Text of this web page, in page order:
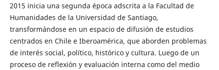
2015 inicia una segunda época adscrita a la Facultad de
Humanidades de la Universidad de Santiago,
transformándose en un espacio de difusión de estudios
centrados en Chile e Iberoamérica, que aborden problemas
de interés social, político, histórico y cultura. Luego de un
proceso de reflexión y evaluación interna como del medio